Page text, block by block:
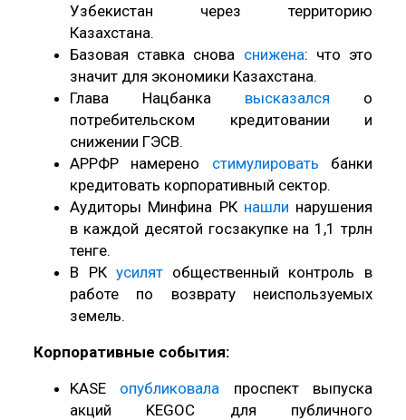
Узбекистан через территорию
Казахстана.
Базовая ставка снова снижена: что это
значит для экономики Казахстана.
Глава Нацбанка высказался о
потребительском кредитовании и
снижении ГЭСВ.
АРРФР намерено стимулировать банки
кредитовать корпоративный сектор.
Аудиторы Минфина РК нашли нарушения
в каждой десятой госзакупке на 1,1 трлн
тенге.
В РК усилятобщественный контроль в
работе по возврату неиспользуемых
земель.
Корпоративные события:
KASE опубликовала проспект выпуска
акций KEGOC для публичного